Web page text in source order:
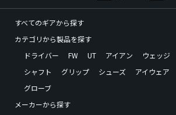
すべてのギアから探す
カテゴリから製品を探す
ドライバー
FW UT アイアン ウェッジ
シャフト
グリップ シューズ アイウェア
グローブ
メーカーから探す